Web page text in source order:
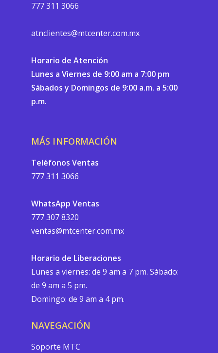
777 311 3066
atnclientes@mtcenter.com.mx
Horario de Atención
Lunes a Viernes de 9:00 am a 7:00 pm
Sábados y Domingos de 9:00 a.m. a 5:00
p.m.
MÁS INFORMACIÓN
Teléfonos Ventas
777 311 3066
WhatsApp Ventas
777 307 8320
ventas@mtcenter.com.mx
Horario de Liberaciones
Lunes a viernes: de 9 am a 7 pm. Sábado:
de 9 am a 5 pm.
Domingo: de 9 am a 4 pm.
NAVEGACIÓN
Soporte MTC